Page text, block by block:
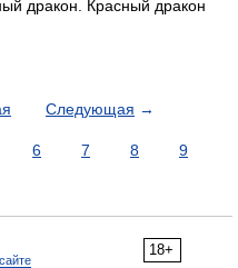
дракон. Красный дракон
Следующая →
6 7 8
9
18+